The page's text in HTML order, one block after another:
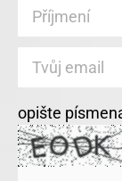
opište